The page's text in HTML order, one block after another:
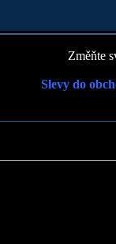
Změňte
Slevy do